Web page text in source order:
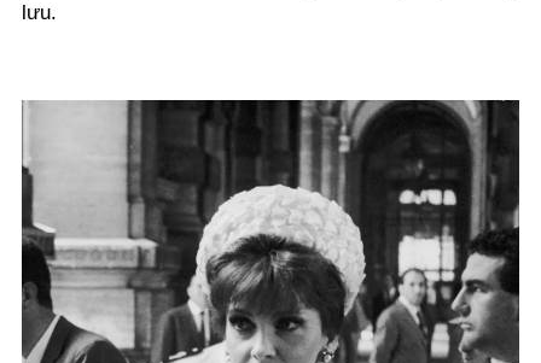
lưu.